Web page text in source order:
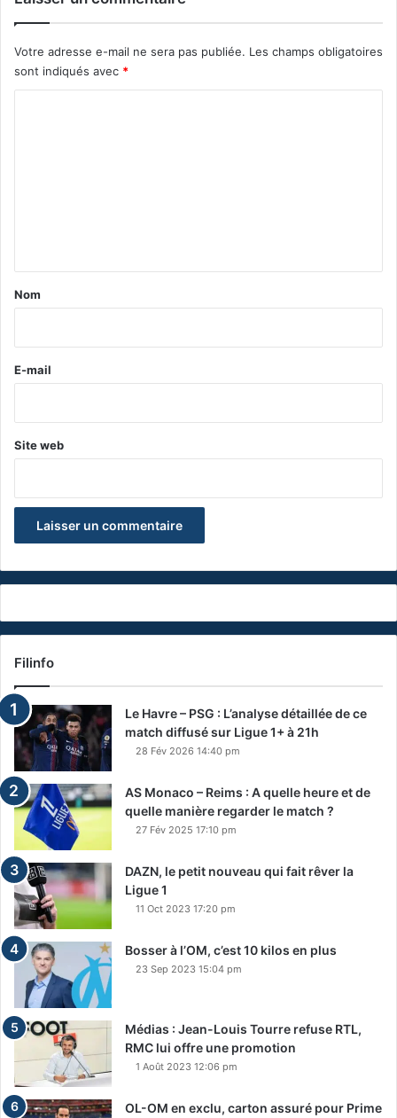
Votre adresse e-mail ne sera pas publiée. Les champs obligatoires
sont indiqués avec *
a
e
Nom
E-mail
Site web
Filinfo
Le Havre – PSG : L’analyse détaillée de ce
match diffusé sur Ligue 1+ à 21h
28 Fév 2026 14:40 pm
AS Monaco – Reims : A quelle heure et de
quelle manière regarder le match ?
27 Fév 2025 17:10 pm
DAZN, le petit nouveau qui fait rêver la
Ligue 1
11 Oct 2023 17:20 pm
Bosser à l’OM, c’est 10 kilos en plus
23 Sep 2023 15:04 pm
Médias : Jean-Louis Tourre refuse RTL,
RMC lui offre une promotion
1 Août 2023 12:06 pm
OL-OM en exclu, carton assuré pour Prime